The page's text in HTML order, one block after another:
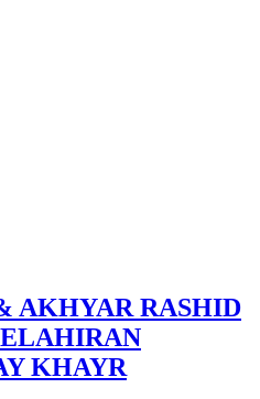
AKHYAR RASHID
KHAYR